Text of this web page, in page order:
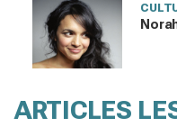
ARTICLES